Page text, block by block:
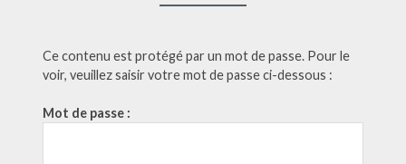
Ce contenu est protégé par un mot de passe. Pour le
voir, veuillez saisir votre mot de passe ci-dessous :
Mot de passe :